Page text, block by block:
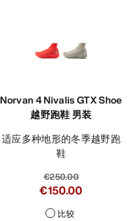
Norvan 4 Nivalis GTX Shoe
越野跑鞋 男装
适应多种地形的冬季越野跑
鞋
€250.00
€150.00
比较